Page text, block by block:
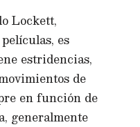
Lockett,
es
estridencias,
de
en función de
generalmente